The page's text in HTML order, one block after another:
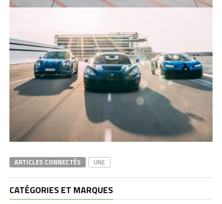
ARTICLES CONNECTÉS UNE
CATÉGORIES ET MARQUES